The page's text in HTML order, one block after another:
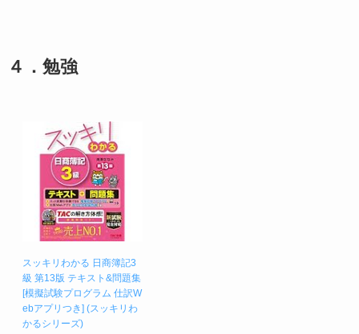
４．勉強
スッキリわかる 日商簿記3
級 第13版 テキスト&問題集
[模擬試験プログラム 仕訳W
ebアプリつき] (スッキリわ
かるシリーズ)